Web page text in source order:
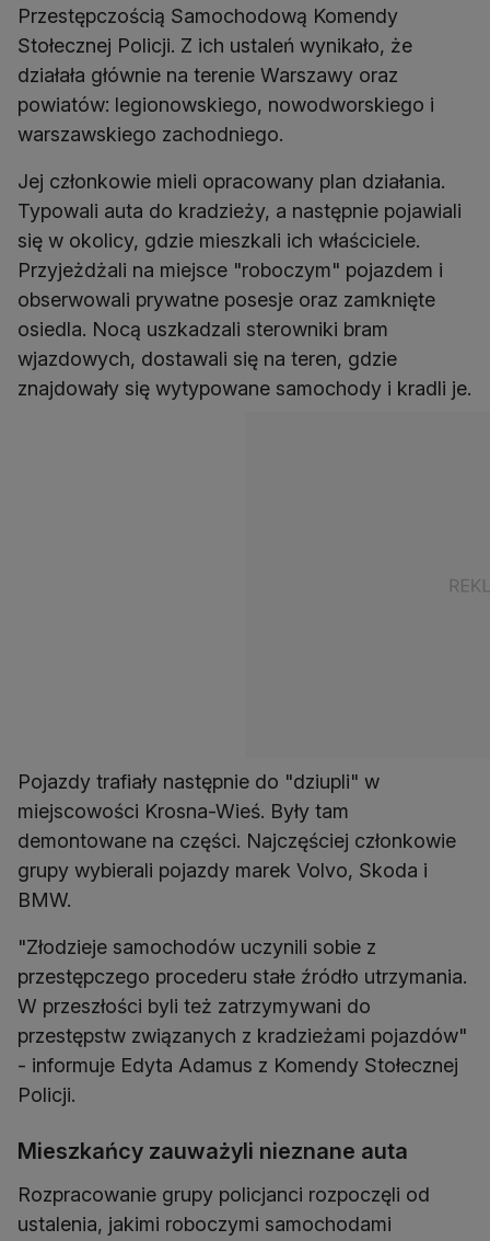
Przestępczością Samochodową Komendy
Stołecznej Policji. Z ich ustaleń wynikało, że
działała głównie na terenie Warszawy oraz
powiatów: legionowskiego, nowodworskiego i
warszawskiego zachodniego.
Jej członkowie mieli opracowany plan działania.
Typowali auta do kradzieży, a następnie pojawiali
się w okolicy, gdzie mieszkali ich właściciele.
Przyjeżdżali na miejsce "roboczym" pojazdem i
obserwowali prywatne posesje oraz zamknięte
osiedla. Nocą uszkadzali sterowniki bram
wjazdowych, dostawali się na teren, gdzie
znajdowały się wytypowane samochody i kradli je.
Pojazdy trafiały następnie do "dziupli" w
miejscowości Krosna-Wieś. Były tam
demontowane na części. Najczęściej członkowie
grupy wybierali pojazdy marek Volvo, Skoda i
BMW.
"Złodzieje samochodów uczynili sobie z
przestępczego procederu stałe źródło utrzymania.
W przeszłości byli też zatrzymywani do
przestępstw związanych z kradzieżami pojazdów"
- informuje Edyta Adamus z Komendy Stołecznej
Policji.
Mieszkańcy zauważyli nieznane auta
Rozpracowanie grupy policjanci rozpoczęli od
ustalenia, jakimi roboczymi samochodami